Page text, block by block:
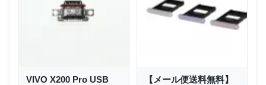
VIVO X200 Pro USB
【メール便送料無料】